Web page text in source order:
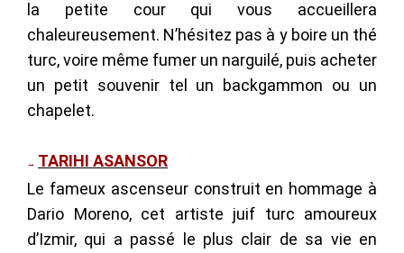
la petite cour qui vous accueillera
chaleureusement. N’hésitez pas à y boire un thé
turc, voire même fumer un narguilé, puis acheter
un petit souvenir tel un backgammon ou un
chapelet.
→ TARIHI ASANSOR
Le fameux ascenseur construit en hommage à
Dario Moreno, cet artiste juif turc amoureux
d’Izmir, qui a passé le plus clair de sa vie en